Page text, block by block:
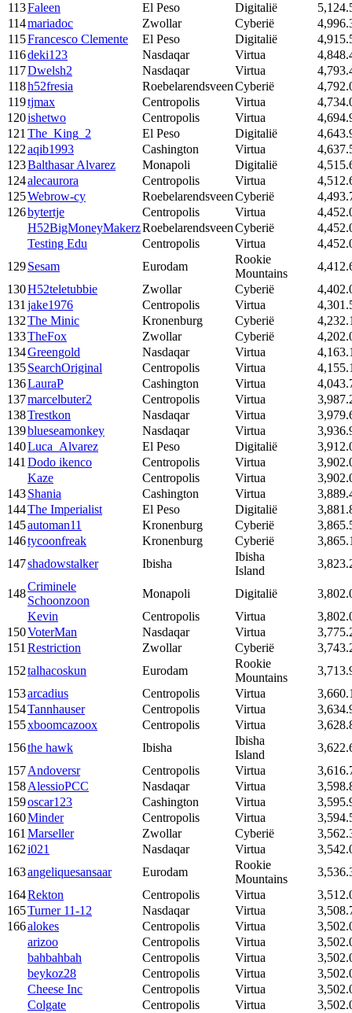
113Faleen El Peso Digitalië
114mariadoc Zwollar Cyberië
115Francesco Clemente El Peso Digitalië
116deki123 Nasdaqar Virtua
117Dwelsh2 Nasdaqar Virtua
118h52fresia RoebelarendsveenCyberië
119tjmax Centropolis Virtua
120ishetwo Centropolis Virtua
121The_King_2 El Peso Digitalië
122aqib1993 Cashington Virtua
123Balthasar Alvarez Monapoli Digitalië
124alecaurora Centropolis Virtua
125Webrow-cy RoebelarendsveenCyberië
126bytertje Centropolis Virtua
H52BigMoneyMakerzRoebelarendsveenCyberië
Testing Edu
Centropolis Virtua
129Sesam Eurodam
Rookie
Mountains
130H52teletubbie Zwollar Cyberië
131jake1976 Centropolis Virtua
132The Minic Kronenburg Cyberië
133TheFox Zwollar Cyberië
134Greengold Nasdaqar Virtua
135SearchOriginal Centropolis Virtua
136LauraP Cashington Virtua
137marcelbuter2 Centropolis Virtua
138Trestkon Nasdaqar Virtua
139blueseamonkey Nasdaqar Virtua
140Luca_Alvarez El Peso Digitalië
141Dodo ikenco Centropolis Virtua
Kaze
Centropolis Virtua
143Shania Cashington Virtua
144The Imperialist El Peso Digitalië
145automan11 Kronenburg Cyberië
146tycoonfreak Kronenburg Cyberië
147shadowstalker Ibisha
Ibisha
Island
148
Criminele
Schoonzoon
Monapoli Digitalië
Kevin
Centropolis Virtua
150VoterMan Nasdaqar Virtua
151Restriction Zwollar Cyberië
152talhacoskun Eurodam
Rookie
Mountains
153arcadius Centropolis Virtua
154Tannhauser Centropolis Virtua
155xboomcazoox Centropolis Virtua
156the hawk Ibisha
Ibisha
Island
157Andoversr Centropolis Virtua
158AlessioPCC Nasdaqar Virtua
159oscar123 Cashington Virtua
160Minder Centropolis Virtua
161Marseller Zwollar Cyberië
162i021 Nasdaqar Virtua
163angeliquesansaar Eurodam
Rookie
Mountains
164Rekton Centropolis Virtua
165Turner 11-12 Nasdaqar Virtua
166alokes Centropolis Virtua
arizoo
Centropolis Virtua
bahbahbah
Centropolis Virtua
beykoz28
Centropolis Virtua
Cheese Inc
Centropolis Virtua
Colgate
Centropolis Virtua